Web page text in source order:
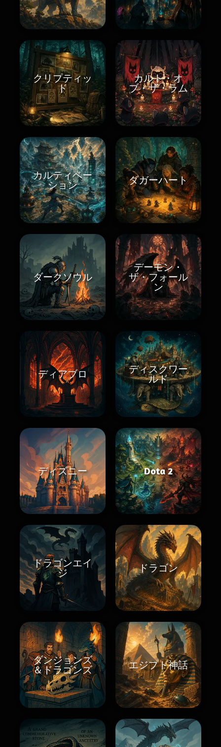
クリプティッ
ド
カルト・オ
ブ・ザ・ラム
カルティベー
ション
ダガーハート
ダークソウル
デーモン・
ザ・フォール
ン
ディアブロ
ディスクワー
ルド
ディズニー Dota 2
ドラゴンエイ
ジ
ドラゴン
ダンジョンズ
＆ドラゴンズ
エジプト神話